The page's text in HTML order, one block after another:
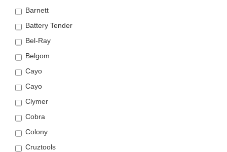
Barnett
Battery Tender
Bel-Ray
Belgom
Cayo
Cayo
Clymer
Cobra
Colony
Cruztools